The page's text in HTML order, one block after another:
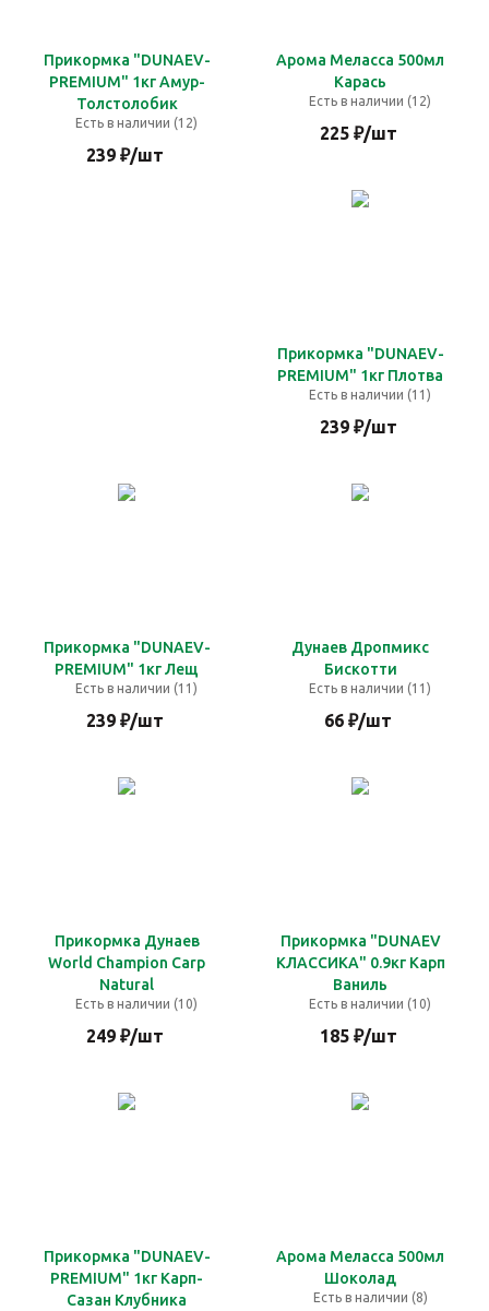
Прикормка "DUNAEV-
PREMIUM" 1кг Амур-
Толстолобик
Есть в наличии (12)
239₽/шт
Арома Меласса 500мл
Карась
Есть в наличии (12)
225₽/шт
Прикормка "DUNAEV-
PREMIUM" 1кг Плотва
Есть в наличии (11)
239₽/шт
Прикормка "DUNAEV-
PREMIUM" 1кг Лещ
Есть в наличии (11)
239₽/шт
Дунаев Дропмикс
Бискотти
Есть в наличии (11)
66 ₽/шт
Прикормка Дунаев
World Champion Carp
Natural
Есть в наличии (10)
249₽/шт
Прикормка "DUNAEV
КЛАССИКА" 0.9кг Карп
Ваниль
Есть в наличии (10)
185₽/шт
Прикормка "DUNAEV-
PREMIUM" 1кг Карп-
Сазан Клубника
Арома Меласса 500мл
Шоколад
Есть в наличии (8)